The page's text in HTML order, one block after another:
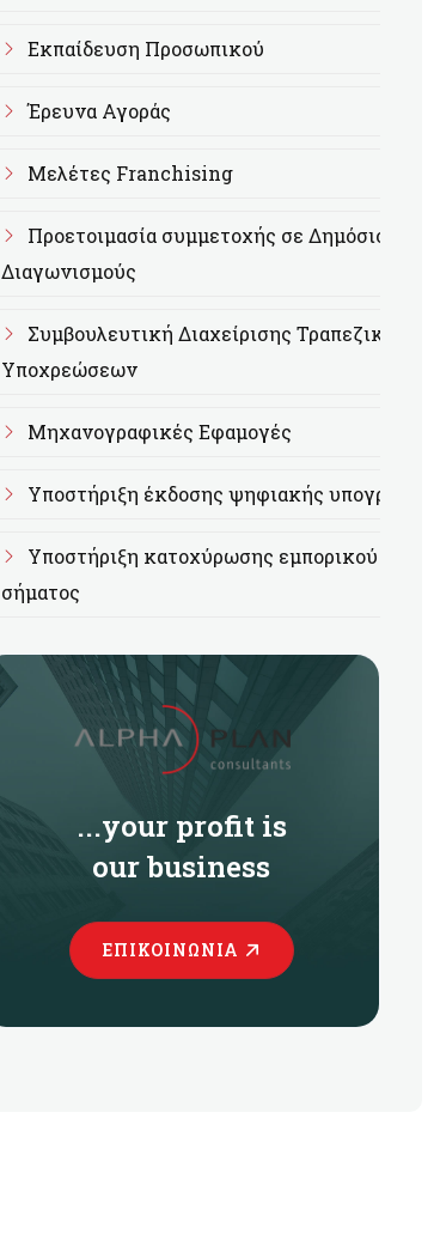
Εκπαίδευση Προσωπικού
Έρευνα Αγοράς
Μελέτες Franchising
Προετοιμασία συμμετοχής σε Δημόσιους
Διαγωνισμούς
Συμβουλευτική Διαχείρισης Τραπεζικών
Υποχρεώσεων
Μηχανογραφικές Εφαμογές
Υποστήριξη έκδοσης ψηφιακής υπογραφής
Υποστήριξη κατοχύρωσης εμπορικού
σήματος
...your profit is
our business
ΕΠΙΚΟΙΝΩΝΊΑ